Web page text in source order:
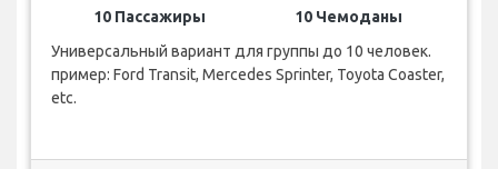
10 Пассажиры
10 Чемоданы
Универсальный вариант для группы до 10 человек.
пример: Ford Transit, Mercedes Sprinter, Toyota Coaster,
etc.